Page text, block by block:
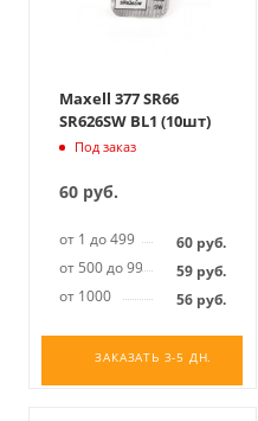
Maxell 377 SR66
SR626SW BL1 (10шт)
Под заказ
60 руб.
от 1 до 499 60руб.
от 500 до 999
59руб.
от 1000
56руб.
ЗАКАЗАТЬ 3-5 ДН.